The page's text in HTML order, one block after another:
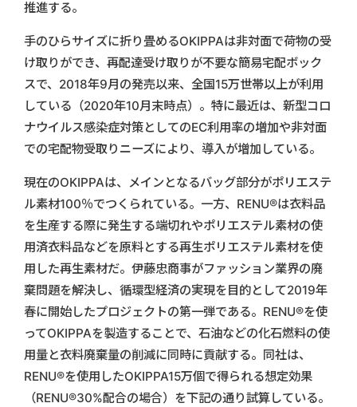
推進する。
手のひらサイズに折り畳めるOKIPPAは非対面で荷物の受
け取りができ、再配達受け取りが不要な簡易宅配ボック
スで、2018年9月の発売以来、全国15万世帯以上が利用
している（2020年10月末時点）。特に最近は、新型コロ
ナウイルス感染症対策としてのEC利用率の増加や非対面
での宅配物受取りニーズにより、導入が増加している。
現在のOKIPPAは、メインとなるバッグ部分がポリエステ
ル素材100％でつくられている。一方、RENU®️は衣料品
を生産する際に発生する端切れやポリエステル素材の使
用済衣料品などを原料とする再生ポリエステル素材を使
用した再生素材だ。伊藤忠商事がファッション業界の廃
棄問題を解決し、循環型経済の実現を目的として2019年
春に開始したプロジェクトの第一弾である。RENU®️を使
ってOKIPPAを製造することで、石油などの化石燃料の使
用量と衣料廃棄量の削減に同時に貢献する。同社は、
RENU®️を使用したOKIPPA15万個で得られる想定効果
（RENU®️30%配合の場合）を下記の通り試算している。